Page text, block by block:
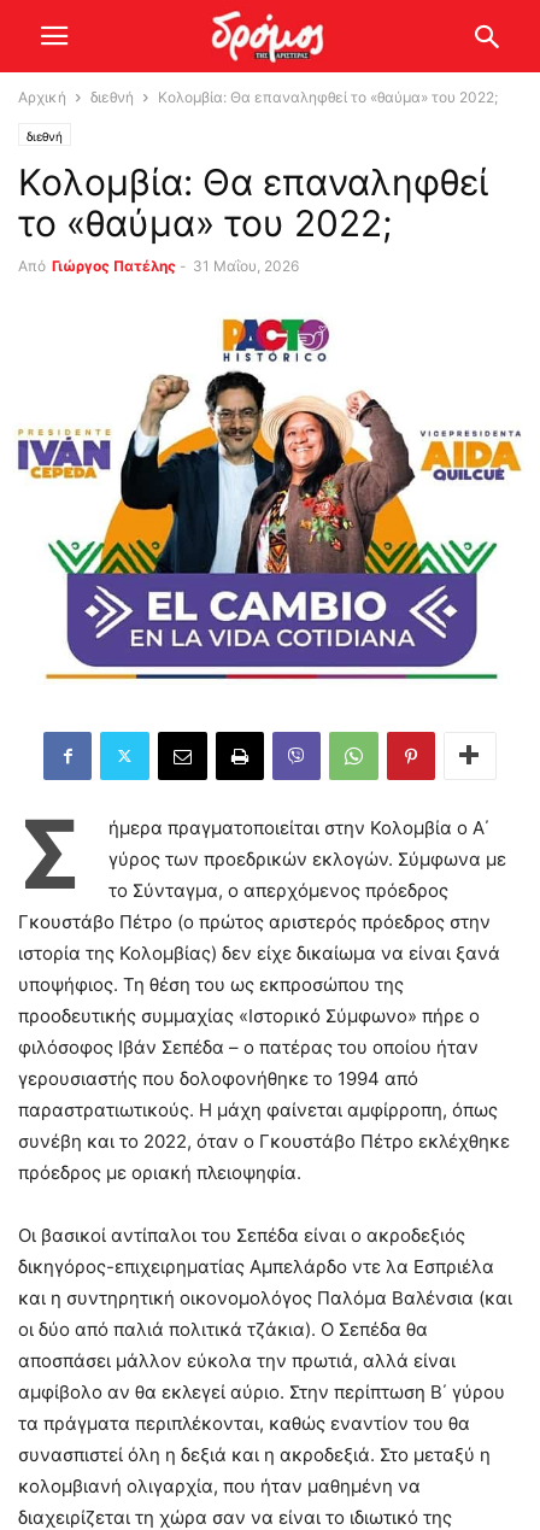
Αρχική διεθνή Κολομβία: Θα επαναληφθεί το «θαύμα» του 2022;
διεθνή
Κολομβία: Θα επαναληφθεί
το «θαύμα» του 2022;
Από Γιώργος Πατέλης - 31 Μαΐου, 2026
Σ
ήμερα πραγματοποιείται στην Κολομβία ο Α΄
γύρος των προεδρικών εκλογών. Σύμφωνα με
το Σύνταγμα, ο απερχόμενος πρόεδρος
Γκουστάβο Πέτρο (ο πρώτος αριστερός πρόεδρος στην
ιστορία της Κολομβίας) δεν είχε δικαίωμα να είναι ξανά
υποψήφιος. Τη θέση του ως εκπροσώπου της
προοδευτικής συμμαχίας «Ιστορικό Σύμφωνο» πήρε ο
φιλόσοφος Ιβάν Σεπέδα – ο πατέρας του οποίου ήταν
γερουσιαστής που δολοφονήθηκε το 1994 από
παραστρατιωτικούς. Η μάχη φαίνεται αμφίρροπη, όπως
συνέβη και το 2022, όταν ο Γκουστάβο Πέτρο εκλέχθηκε
πρόεδρος με οριακή πλειοψηφία.
Οι βασικοί αντίπαλοι του Σεπέδα είναι ο ακροδεξιός
δικηγόρος-επιχειρηματίας Αμπελάρδο ντε λα Εσπριέλα
και η συντηρητική οικονομολόγος Παλόμα Βαλένσια (και
οι δύο από παλιά πολιτικά τζάκια). Ο Σεπέδα θα
αποσπάσει μάλλον εύκολα την πρωτιά, αλλά είναι
αμφίβολο αν θα εκλεγεί αύριο. Στην περίπτωση Β΄ γύρου
τα πράγματα περιπλέκονται, καθώς εναντίον του θα
συνασπιστεί όλη η δεξιά και η ακροδεξιά. Στο μεταξύ η
κολομβιανή ολιγαρχία, που ήταν μαθημένη να
διαχειρίζεται τη χώρα σαν να είναι το ιδιωτικό της